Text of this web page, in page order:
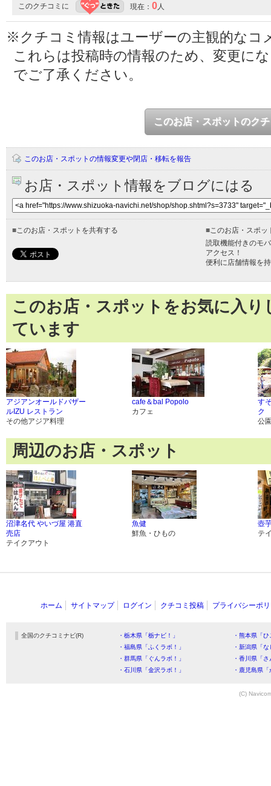
このクチコミに 現在： 0人
※クチコミ情報はユーザーの主観的なコ
これらは投稿時の情報のため、変更に
でご了承ください。
このお店・スポットのク
このお店・スポットの情報変更や閉店・移転を報告
お店・スポット情報をブログにはる
■このお店・スポットを共有する ■このお店・スポッ
読取機能付きのモ
アクセス！
便利に店舗情報を
このお店・スポットをお気に入
ています
アジアンオールドバザー
ルIZU レストラン
その他アジア料理
cafe＆bal Popolo
カフェ
す
ク
公
周辺のお店・スポット
沼津名代 やいづ屋 港直
売店
テイクアウト
魚健
鮮魚・ひもの
壺
テ
ホーム サイトマップ ログイン クチコミ投稿 プライバシーポ
全国のクチコミナビ(R) ・栃木県「栃ナビ！」
・熊本県「
・福島県「ふくラボ！」
・新潟県「
・群馬県「ぐんラボ！」
・香川県「
・石川県「金沢ラボ！」
・鹿児島県
(C)